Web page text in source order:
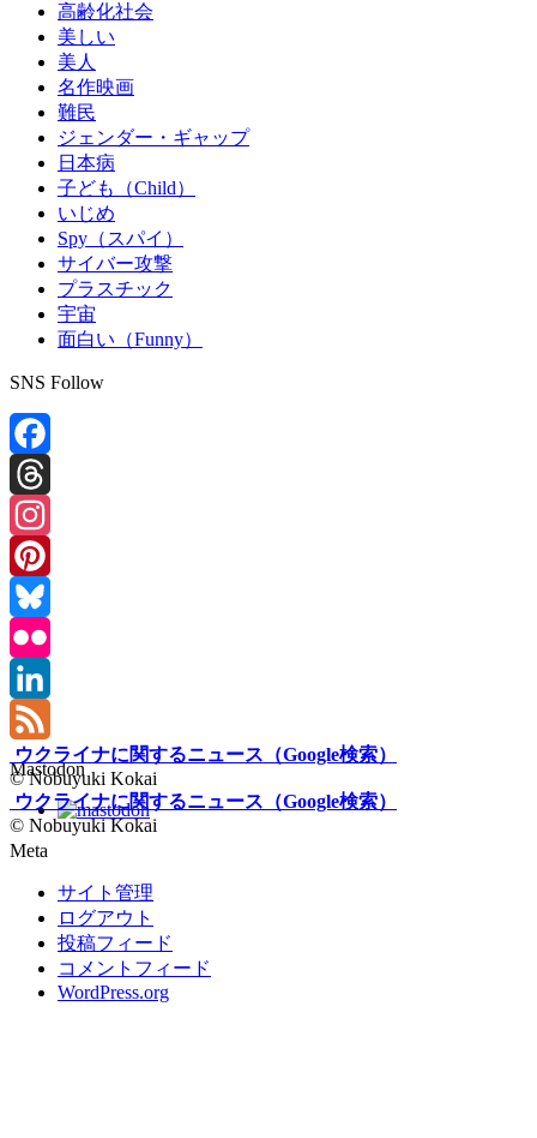
高齢化社会
美しい
美人
名作映画
難民
ジェンダー・ギャップ
日本病
子ども（Child）
いじめ
Spy（スパイ）
サイバー攻撃
プラスチック
宇宙
面白い（Funny）
SNS Follow
Facebook
Threads
Instagram
Pinterest
Bluesky
Flickr
LinkedIn
Feed
Mastodon
Meta
サイト管理
ログアウト
投稿フィード
コメントフィード
WordPress.org
ウクライナに関するニュース（Google検索）
© Nobuyuki Kokai
ウクライナに関するニュース（Google検索）
© Nobuyuki Kokai